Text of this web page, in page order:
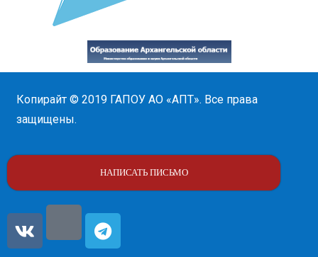
Копирайт © 2019 ГАПОУ АО «АПТ». Все права
защищены.
НАПИСАТЬ ПИСЬМО